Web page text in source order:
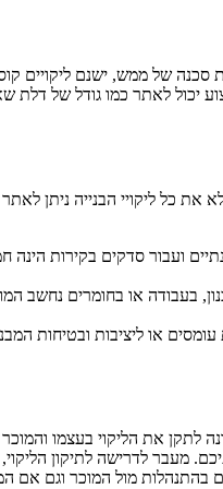
סכנה של ממש, ישנם ליקויים
יכול לאתר כמו גודל של דלת
כל ליקויי הבנייה ניתן
ועבור סדקים בקירות
בעבודה או בחומרים נחשב
במהלך תקופה זו ליקוי הקשור להעברת עומסים
לתקן את הליקוי בעצמו והמוכר
מעבר לדרישה לתיקון
בהתנהלות מול המוכר וגם אם